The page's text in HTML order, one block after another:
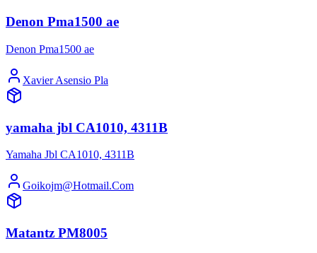
Denon Pma1500 ae
Denon Pma1500 ae
Xavier Asensio Pla
yamaha jbl CA1010, 4311B
Yamaha Jbl CA1010, 4311B
Goikojm@Hotmail.Com
Matantz PM8005